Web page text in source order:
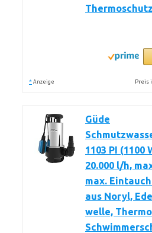
* Anzeige Preis
Güde
1103 PI (1100
20.000 l/h,
max.
aus Noryl,
welle,